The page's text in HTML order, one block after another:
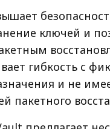
ключей и
гибкость с
и не
пакетного